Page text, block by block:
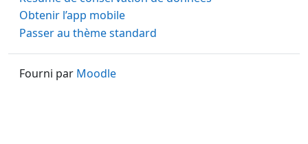
Obtenir l’app mobile
Passer au thème standard
Fourni par Moodle